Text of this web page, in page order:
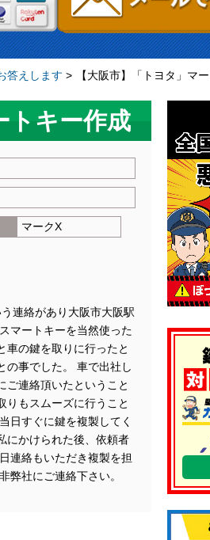
答えします > 【大阪市】「トヨタ」マ
トキー作成
マークX
う連絡があり大阪市大阪駅
マートキーを当然使った
車の鍵を取りに行ったと
の事でした。 車で出社し
ご連絡頂いたということ
りもスムーズに行うこと
日すぐに鍵を複製してく
にかけられた後、依頼者
連絡もいただき複製を担
弊社にご連絡下さい。